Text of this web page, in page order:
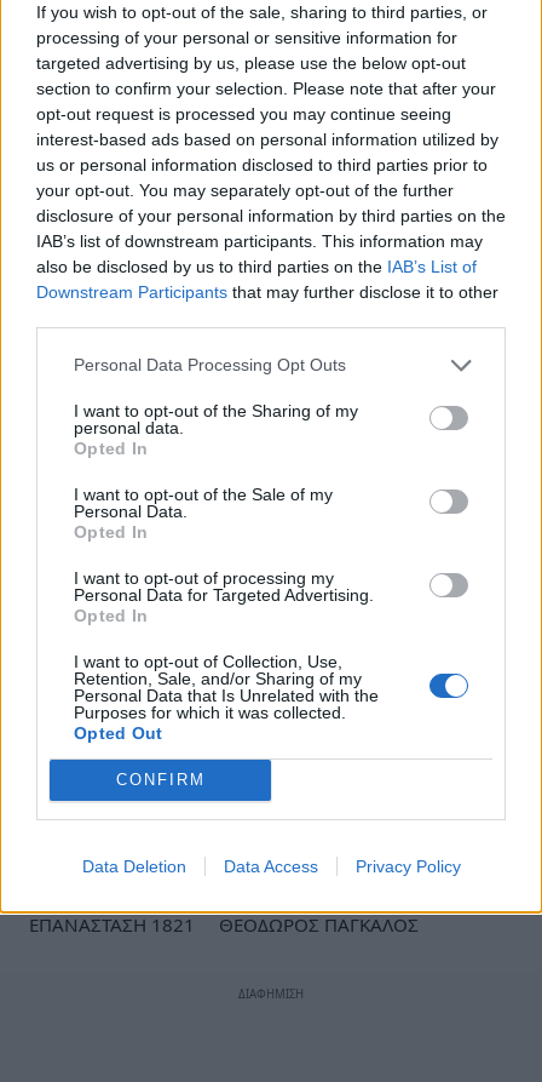
If you wish to opt-out of the sale, sharing to third parties, or
processing of your personal or sensitive information for
targeted advertising by us, please use the below opt-out
section to confirm your selection. Please note that after your
opt-out request is processed you may continue seeing
interest-based ads based on personal information utilized by
us or personal information disclosed to third parties prior to
your opt-out. You may separately opt-out of the further
disclosure of your personal information by third parties on the
IAB’s list of downstream participants. This information may
also be disclosed by us to third parties on the IAB’s List of
Downstream Participants that may further disclose it to other
Personal Data Processing Opt Outs
I want to opt-out of the Sharing of my
personal data.
Opted In
I want to opt-out of the Sale of my
Personal Data.
Opted In
I want to opt-out of processing my
Personal Data for Targeted Advertising.
Opted In
I want to opt-out of Collection, Use,
Retention, Sale, and/or Sharing of my
Personal Data that Is Unrelated with the
Purposes for which it was collected.
Opted Out
CONFIRM
Data Deletion Data Access Privacy Policy
Σε πολιτικό επίπεδο, πέρασε γρήγορα στο
αντικαποδιστριακό στρατόπεδο, επηρεασμένος
ίσως από τη δραστήρια σύζυγό του, η οποία
διεξήγαγε σφοδρό αγώνα για την ανατροπή του
Κυβερνήτη, επειδή δεν ήθελε να επικρατήσουν
οι απολυταρχικές του αντιλήψεις στην Ελλάδα.
Ο Όθων τον διόρισε υπασπιστή του, ενώ για
ορισμένο διάστημα ασχολήθηκε με τη δίωξη της
ληστείας.
πνευμονία στις 9 Ιουνίου 1847, σε ηλικία 50
ετών και τάφηκε στο Α’ Νεκροταφείο της Αθήνας.
Από το γάμο του με την Ελένη απέκτησε δύο
τον υποστράτηγο Αλέξανδρο Βάσσο (1831- 1913)
και τον αντιστράτηγο Τιμολέοντα Βάσσο (1836-
1929), νονό τουδικτάτορα Θεόδωρου
Πάγκαλου.
Πηγή:SanSimera.gr
Ακολουθήστε τοnotospress.grστο Google News και
μάθετε πρώτοιόλες τις ειδήσεις
ΕΛΛΗΝΙΚΗ ΕΠΑΝΑΣΤΑΣΗ
ΕΠΑΝΑΣΤΑΣΗ 1821
ΘΕΟΔΩΡΟΣ ΠΑΓΚΑΛΟΣ